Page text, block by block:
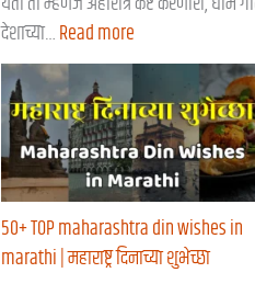
देशाच्या…Read more
50+ TOP maharashtra din wishes in
marathi | महाराष्ट्र दिनाच्या शुभेच्छा